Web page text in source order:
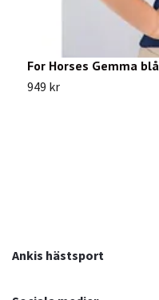
For Horses Gemma blå
949 kr
Ankis hästsport